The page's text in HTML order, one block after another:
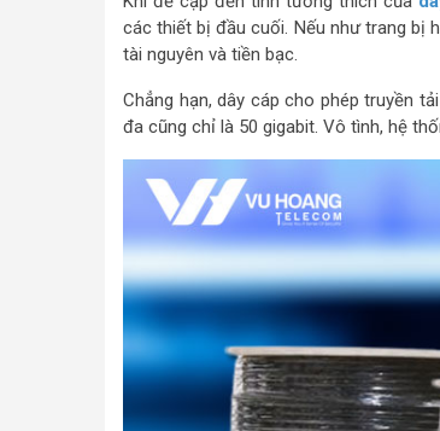
các thiết bị đầu cuối. Nếu như trang bị
tài nguyên và tiền bạc.
Chẳng hạn, dây cáp cho phép truyền
đa cũng chỉ là 50 gigabit. Vô tình, hệ